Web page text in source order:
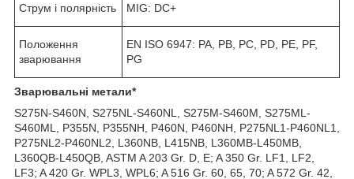
Струм і полярність MIG: DC+
Положення
зварювання
EN ISO 6947: PA, PB, PC, PD, PE, PF,
PG
Зварювальні метали*
S275N-S460N, S275NL-S460NL, S275M-S460M, S275ML-
S460ML, P355N, P355NH, P460N, P460NH, P275NL1-P460NL1,
P275NL2-P460NL2, L360NB, L415NB, L360MB-L450MB,
L360QB-L450QB, ASTM A 203 Gr. D, E; A 350 Gr. LF1, LF2,
LF3; A 420 Gr. WPL3, WPL6; A 516 Gr. 60, 65, 70; A 572 Gr. 42,